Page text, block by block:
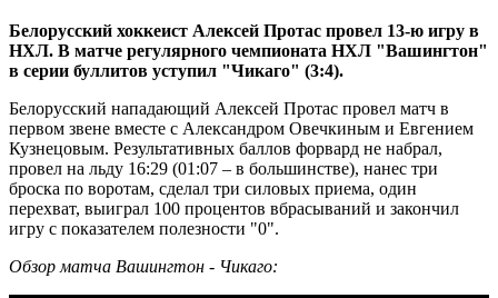
Белорусский хоккеист Алексей Протас провел 13-ю игру в
НХЛ. В матче регулярного чемпионата НХЛ "Вашингтон"
в серии буллитов уступил "Чикаго" (3:4).
Белорусский нападающий Алексей Протас провел матч в
первом звене вместе с Александром Овечкиным и Евгением
Кузнецовым. Результативных баллов форвард не набрал,
провел на льду 16:29 (01:07 – в большинстве), нанес три
броска по воротам, сделал три силовых приема, один
перехват, выиграл 100 процентов вбрасываний и закончил
игру с показателем полезности "0".
Обзор матча Вашингтон - Чикаго: